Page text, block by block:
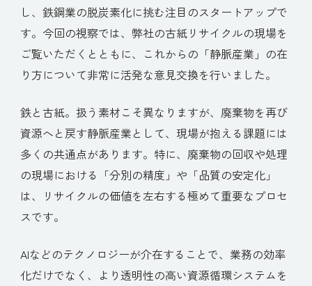
し、鉄鋼業の脱炭素化に挑む注目のスタートアップで
す。今回の視察では、弊社の古紙リサイクルの現場を
ご覧いただくとともに、これからの「静脈産業」の在
り方について非常に活発な意見交換を行いました。
鉄と古紙。扱う素材こそ異なりますが、廃棄物を再び
資源へと戻す静脈産業として、現場が抱える課題には
多くの共通点があります。特に、廃棄物の回収や処理
の現場における「分別の精度」や「品質の安定化」
は、リサイクルの価値を左右する極めて重要なプロセ
スです。
AIなどのテクノロジーが介在することで、業務の効率
化だけでなく、より透明性の高い資源循環システムを